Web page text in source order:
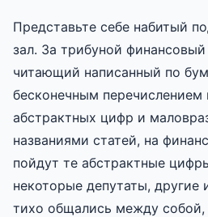
Представьте себе набитый
зал. За трибуной
читающий написанный по
бесконечным перечислением
абстрактных цифр и
названиями статей, на
пойдут те абстрактные
некоторые депутаты, другие
тихо общались между собой,